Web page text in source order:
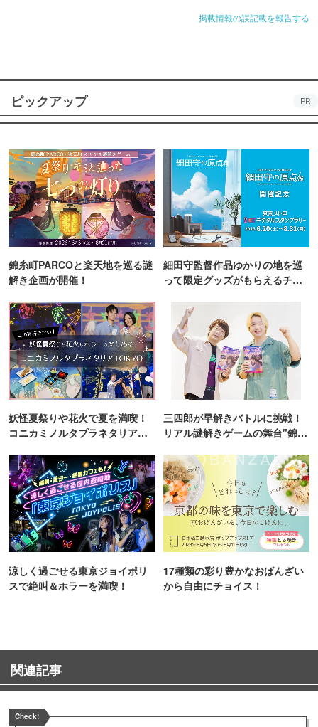
掲載情報の誤記載を報告する
ピックアップ PR
錦糸町PARCOと楽天地を巡る謎
解き企画が開催！
細田守監督作品ゆかりの地を巡
って限定グッズがもらえるチャ
妖怪夏祭りや花火で夏を満喫！
コニカミノルタプラネタリア
三四郎が早解きバトルに挑戦！
リアル謎解きゲームの舞台"錦糸
涼しく過ごせる東京ジョイポリ
スで絶叫＆ホラーを満喫！
17種類の彩り豊かなおばんざい
から自由にチョイス！
関連記事
Check!